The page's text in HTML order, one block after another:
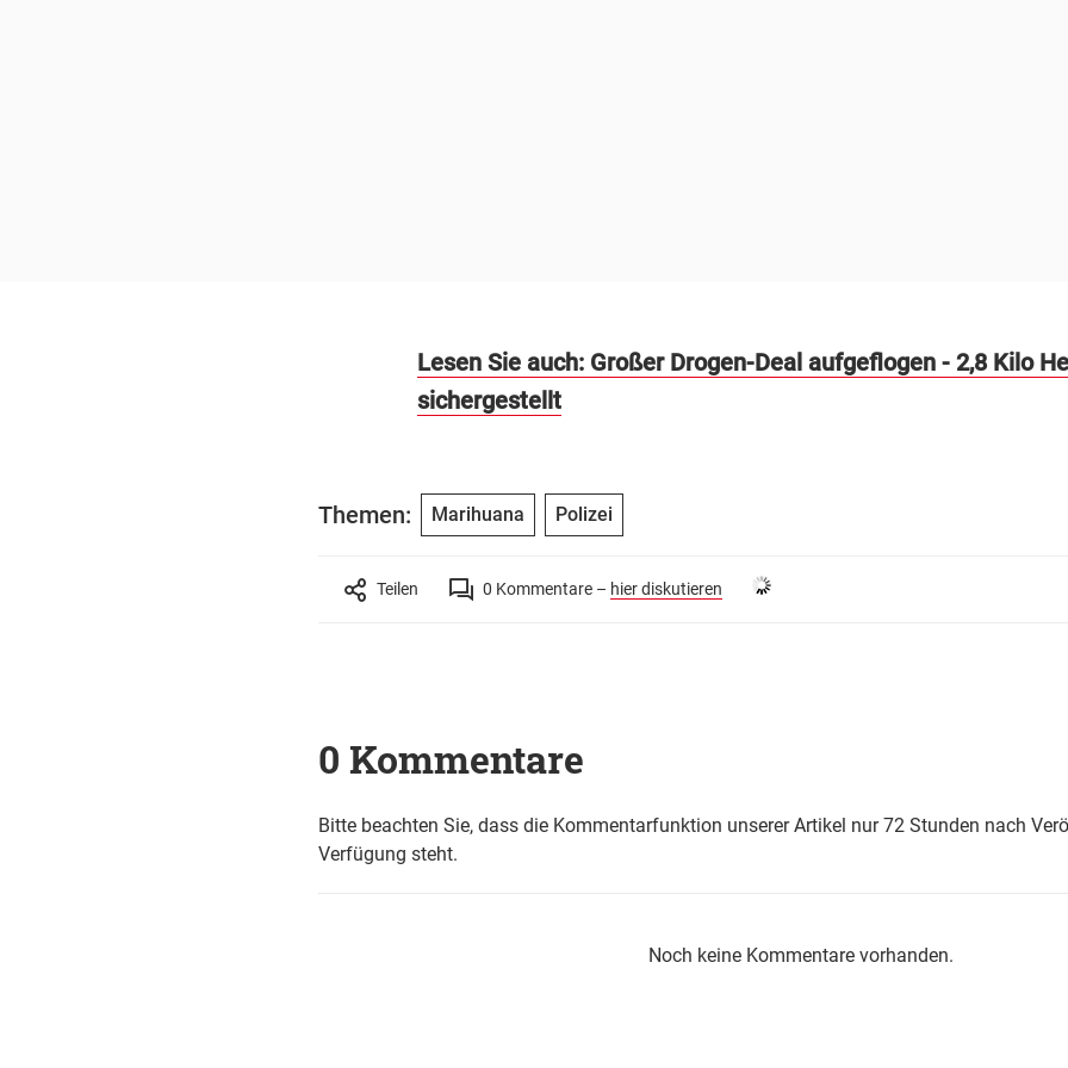
Lesen Sie auch: Großer Drogen-Deal aufgeflogen - 2,8 Kilo
sichergestellt
Themen: Marihuana Polizei
Teilen 0 Kommentare – hier diskutieren
0 Kommentare
Bitte beachten Sie, dass die Kommentarfunktion unserer Artikel nur 72 Stunden nach
Verfügung steht.
Noch keine Kommentare vorhanden.